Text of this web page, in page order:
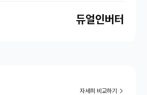
듀얼인버터
자세히 비교하기